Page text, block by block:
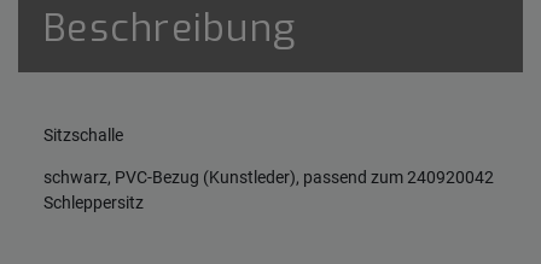
Beschreibung
Sitzschalle
schwarz, PVC-Bezug (Kunstleder), passend zum 240920042
Schleppersitz